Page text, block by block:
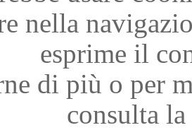
nella
esprime il
di più o per
consulta